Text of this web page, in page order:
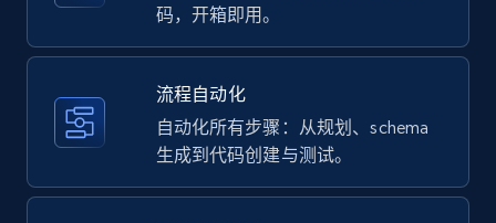
Amazon products - Collects products by
Title, Seller name, Brand, Description, Initial
price, Currency, Availability, Reviews count, and
码，开箱即用。
流程自动化
自动化所有步骤：从规划、schema
生成到代码创建与测试。